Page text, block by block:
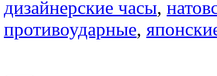
дизайнерские часы,
противоударные,